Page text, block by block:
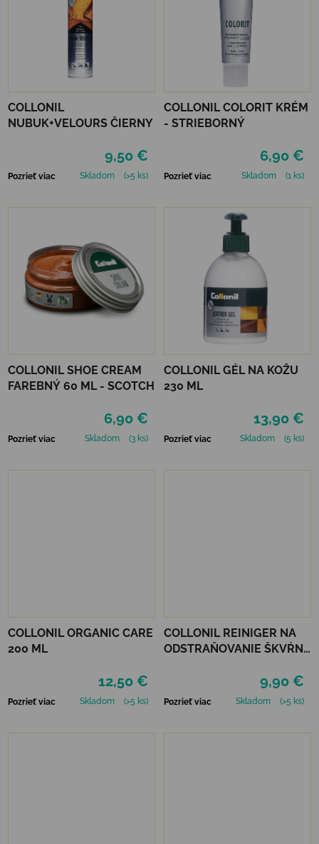
COLLONIL
NUBUK+VELOURS ČIERNY
9,50 €
Pozrieť viac Skladom (>5 ks)
COLLONIL COLORIT KRÉM
- STRIEBORNÝ
6,90 €
Pozrieť viac Skladom (1 ks)
COLLONIL SHOE CREAM
FAREBNÝ 60 ML - SCOTCH
6,90 €
Pozrieť viac Skladom (3 ks)
COLLONIL GÉL NA KOŽU
230 ML
13,90 €
Pozrieť viac Skladom (5 ks)
COLLONIL ORGANIC CARE
200 ML
12,50 €
Pozrieť viac Skladom (>5 ks)
COLLONIL REINIGER NA
ODSTRAŇOVANIE ŠKVŔN
9,90 €
Pozrieť viac Skladom (>5 ks)